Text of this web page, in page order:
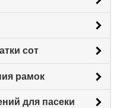
сот
рамок
для пасеки